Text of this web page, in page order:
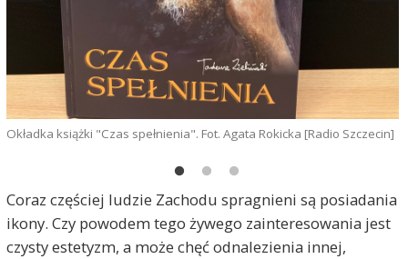
Okładka książki "Czas spełnienia". Fot. Agata Rokicka [Radio Szczecin]
Coraz częściej ludzie Zachodu spragnieni są posiadania
ikony. Czy powodem tego żywego zainteresowania jest
czysty estetyzm, a może chęć odnalezienia innej,